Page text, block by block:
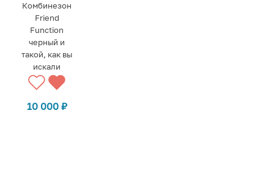
Комбинезон
Friend
Function
черный и
такой, как вы
искали
10 000 ₽